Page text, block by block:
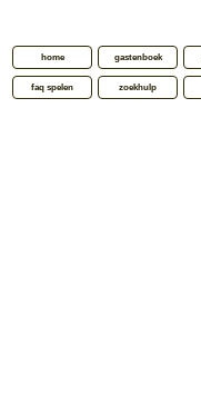
home gastenboek
faq spelen zoekhulp